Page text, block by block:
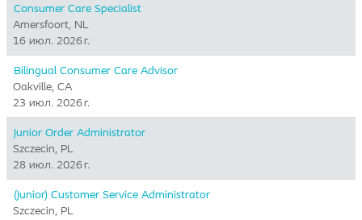
Consumer Care Specialist
Amersfoort, NL
16 июл. 2026 г.
Bilingual Consumer Care Advisor
Oakville, CA
23 июл. 2026 г.
Junior Order Administrator
Szczecin, PL
28 июл. 2026 г.
(Junior) Customer Service Administrator
Szczecin, PL